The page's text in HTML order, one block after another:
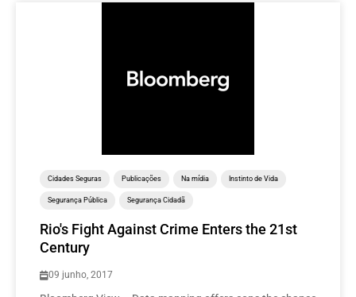
Cidades Seguras Publicações Na mídia Instinto de Vida
Segurança Pública Segurança Cidadã
Rio's Fight Against Crime Enters the 21st
Century
09 junho, 2017